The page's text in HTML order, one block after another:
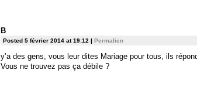
B
Posted 5 février 2014 at 19:12 | Permalien
y’a des gens, vous leur dites Mariage pour tous, ils
Vous ne trouvez pas ça débile ?